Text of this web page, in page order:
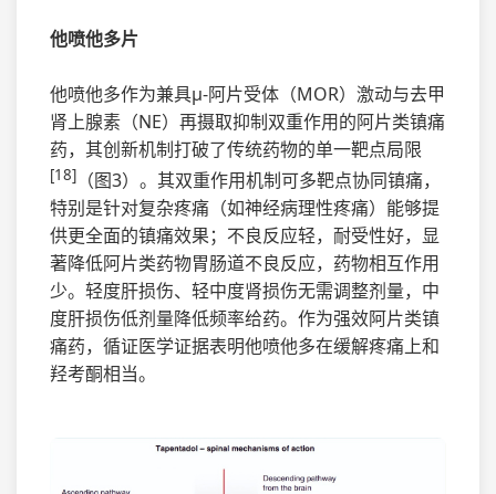
他喷他多片
他喷他多作为兼具μ-阿片受体（MOR）激动与去甲
肾上腺素（NE）再摄取抑制双重作用的阿片类镇痛
药，其创新机制打破了传统药物的单一靶点局限
[18]
（图3）。其双重作用机制可多靶点协同镇痛，
特别是针对复杂疼痛（如神经病理性疼痛）能够提
供更全面的镇痛效果；不良反应轻，耐受性好，显
著降低阿片类药物胃肠道不良反应，药物相互作用
少。轻度肝损伤、轻中度肾损伤无需调整剂量，中
度肝损伤低剂量降低频率给药。作为强效阿片类镇
痛药，循证医学证据表明他喷他多在缓解疼痛上和
羟考酮相当。